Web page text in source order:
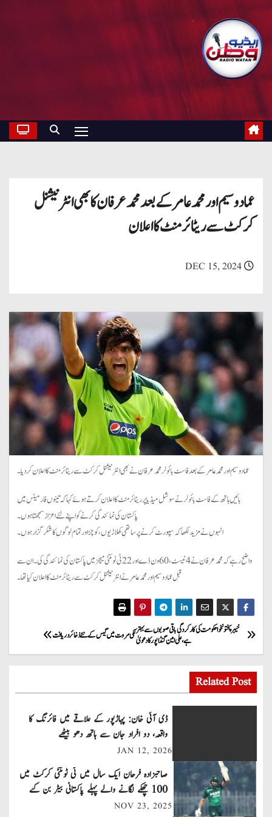
عماد وسیم اور محمد عامر کے بعد محمد عرفان کا بھی انٹرنیشنل
کرکٹ سے ریٹائرمنٹ کا اعلان
DEC 15, 2024
عماد وسیم اور محمد عامر کے بعد فاسٹ بائولر محمد عرفان نے بھی انٹرنیشنل کرکٹ سے ریٹائرمنٹ کا اعلان کر دیا۔
بائیں ہاتھ کے فاسٹ بائولر نے سوشل میڈیا پر ریٹائرمنٹ کا اعلان کرتے ہوئے کہا کہ تینوں فارمیٹس میں
پاکستان کی نمائندگی کرنے کو اپنے لئے اعزاز سمجھتا ہوں۔
انہوں نے مزید لکھا کہ سپورٹ کرنے پر ساتھی کھلاڑیوں، کوچز اور تمام لوگوں کا شکر گزار ہوں۔
واضح رہے کہ محمد عرفان نے 4 ٹیسٹ ، 60 ون ڈے اور 22 ٹی ٹوئنٹی میچز میں پاکستان کی نمائندگی کی۔ ان سے
قبل عماد وسیم اور محمد عامر نے انٹرنیشنل کرکٹ سے ریٹائرمنٹ کا اعلان کیا تھا۔
P
o
s
t
a
v
لکی مروت میں گیس کے نئے ذخائر دریافتخیبرپختونخوا حکومت کی کارکردگی باقی صوبوں سے بہتر
ہے، علی امین گنڈاپور کا دعویٰ
Related Post
ڈی آئی خان: پہاڑپور کے علاقے میں فائرنگ کا
واقعہ، دو افراد جان سے ہاتھ دھو بیٹھے
JAN 12, 2026
صاحبزادہ فرحان ایک سال میں ٹی ٹوئنٹی کرکٹ میں
100 چھکے لگانے والے پہلے پاکستانی بیٹر بن گئے
NOV 23, 2025